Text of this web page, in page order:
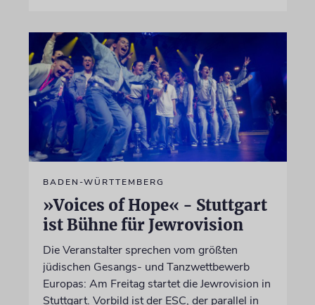
BADEN-WÜRTTEMBERG
»Voices of Hope« - Stuttgart
ist Bühne für Jewrovision
Die Veranstalter sprechen vom größten
jüdischen Gesangs- und Tanzwettbewerb
Europas: Am Freitag startet die Jewrovision in
Stuttgart. Vorbild ist der ESC, der parallel in